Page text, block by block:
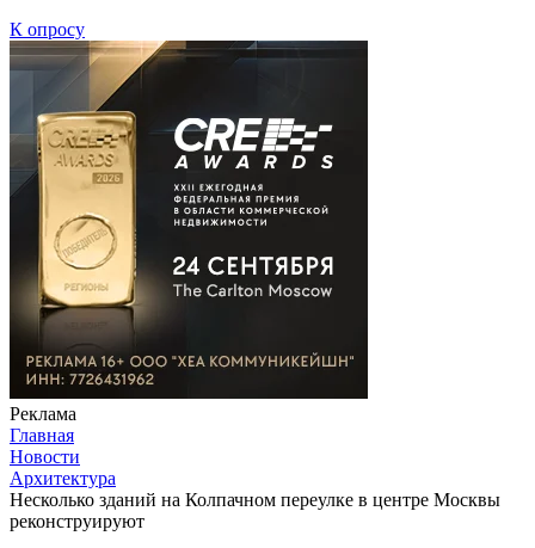
К опросу
Реклама
Главная
Новости
Архитектура
Несколько зданий на Колпачном переулке в центре Москвы
реконструируют